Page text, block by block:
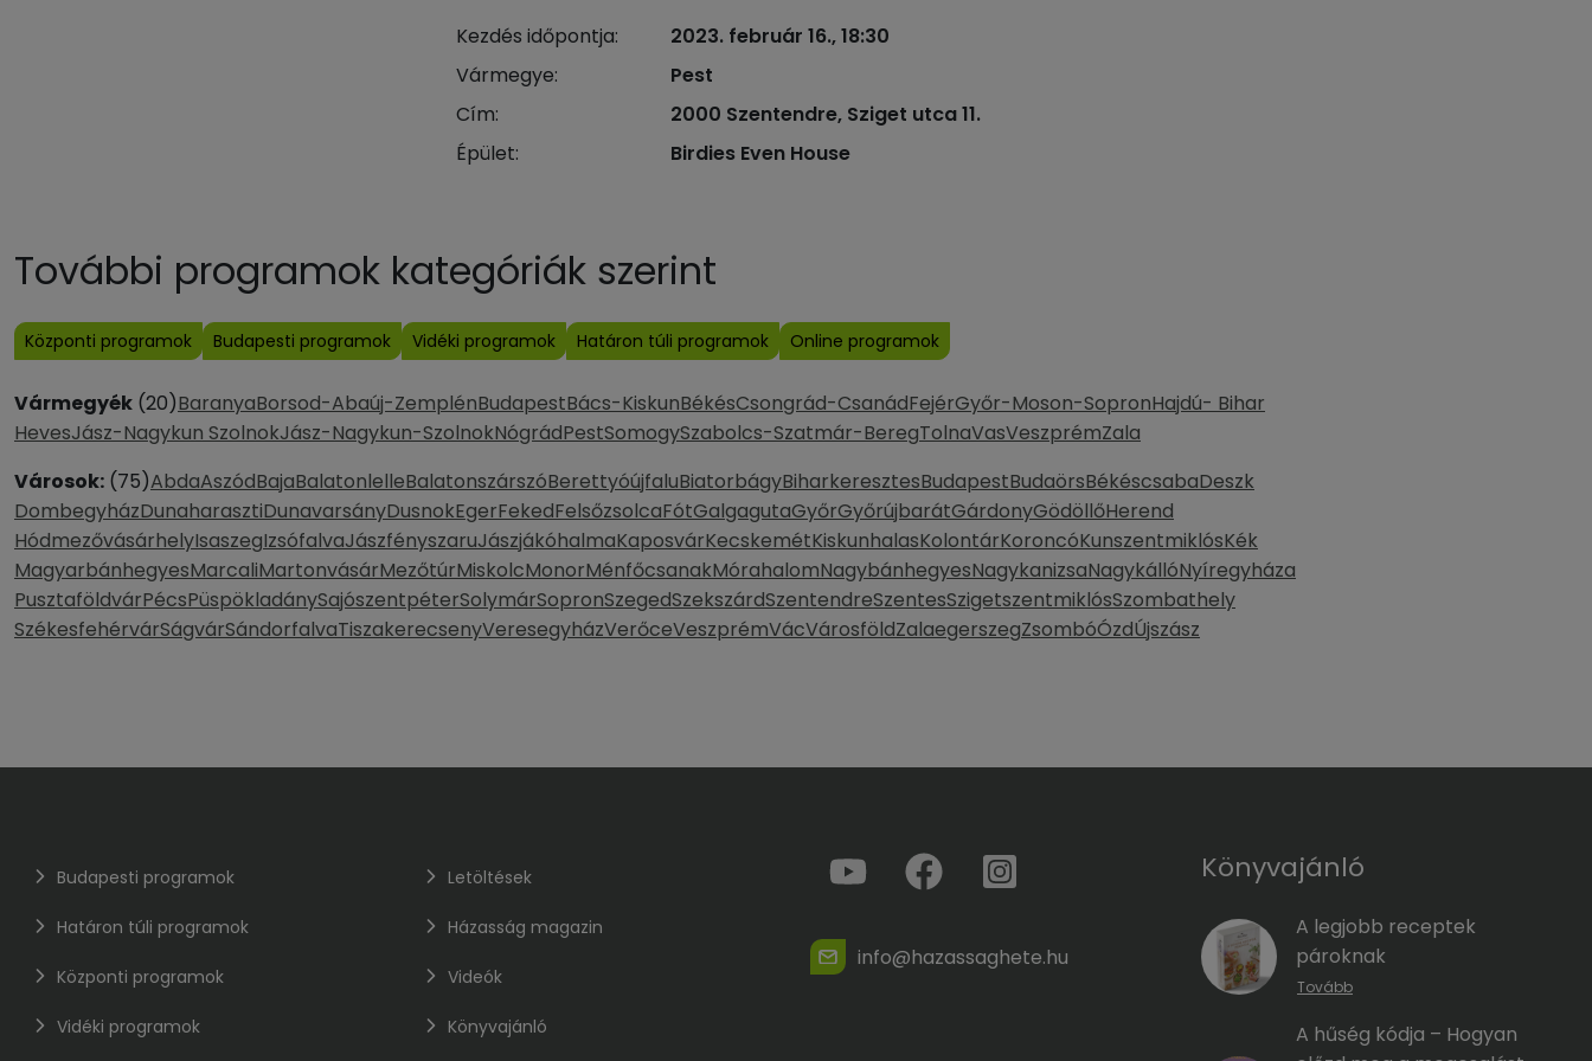
Kezdés időpontja:
2023. február 16., 18:30
Vármegye:
Pest
Cím:
2000 Szentendre, Sziget utca 11.
Épület:
Birdies Even House
További programok kategóriák szerint
Központi programok Budapesti programok Vidéki programok Határon túli programok Online programok
Vármegyék (20)BaranyaBorsod-Abaúj-ZemplénBudapestBács-KiskunBékésCsongrád-CsanádFejérGyőr-Moson-SopronHajdú- Bihar
HevesJász-Nagykun SzolnokJász-Nagykun-SzolnokNógrádPestSomogySzabolcs-Szatmár-BeregTolnaVasVeszprémZala
Városok: (75)AbdaAszódBajaBalatonlelleBalatonszárszóBerettyóújfaluBiatorbágyBiharkeresztesBudapestBudaörsBékéscsabaDeszk
DombegyházDunaharasztiDunavarsányDusnokEgerFekedFelsőzsolcaFótGalgagutaGyőrGyőrújbarátGárdonyGödöllőHerend
HódmezővásárhelyIsaszegIzsófalvaJászfényszaruJászjákóhalmaKaposvárKecskemétKiskunhalasKolontárKoroncóKunszentmiklósKék
MagyarbánhegyesMarcaliMartonvásárMezőtúrMiskolcMonorMénfőcsanakMórahalomNagybánhegyesNagykanizsaNagykállóNyíregyháza
PusztaföldvárPécsPüspökladánySajószentpéterSolymárSopronSzegedSzekszárdSzentendreSzentesSzigetszentmiklósSzombathely
SzékesfehérvárSágvárSándorfalvaTiszakerecsenyVeresegyházVerőceVeszprémVácVárosföldZalaegerszegZsombóÓzdÚjszász
Budapesti programok
Határon túli programok
Központi programok
Vidéki programok
Letöltések
Házasság magazin
Videók
Könyvajánló
info@hazassaghete.hu
Könyvajánló
A legjobb receptek
pároknak
Tovább
A hűség kódja – Hogyan